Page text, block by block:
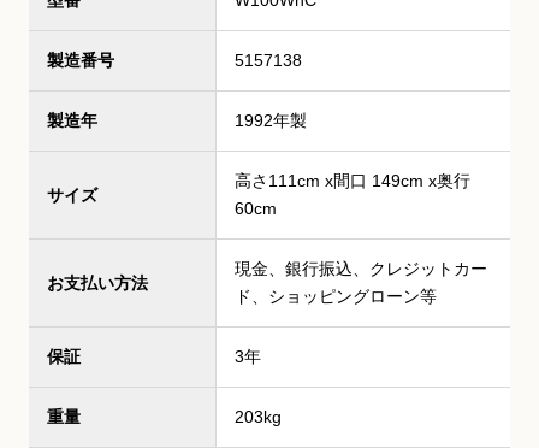
製造番号 5157138
製造年 1992年製
サイズ
高さ111cm x間口 149cm x奥行
60cm
お支払い方法
現金、銀行振込、クレジットカー
ド、ショッピングローン等
保証 3年
重量 203kg